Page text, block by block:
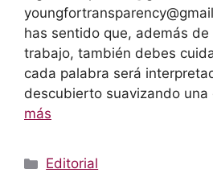
has sentido que, además
trabajo, también debes
cada palabra será
descubierto suavizando
más
Categorías
Editorial